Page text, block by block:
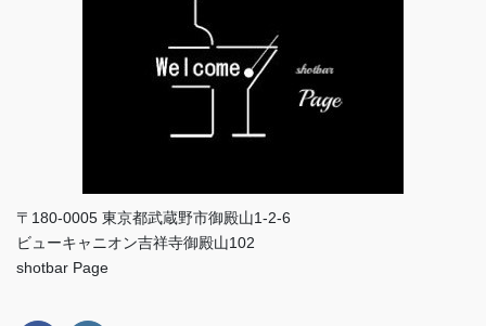
〒180-0005 東京都武蔵野市御殿山1-2-6
ビューキャニオン吉祥寺御殿山102
shotbar Page